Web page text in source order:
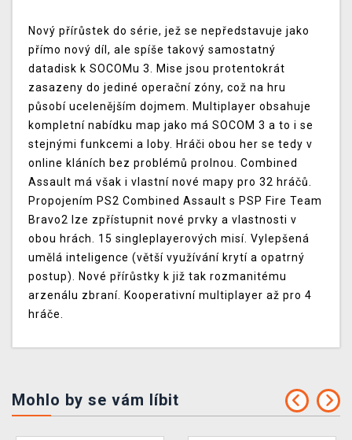
Nový přírůstek do série, jež se nepředstavuje jako
přímo nový díl, ale spíše takový samostatný
datadisk k SOCOMu 3. Mise jsou protentokrát
zasazeny do jediné operační zóny, což na hru
působí ucelenějším dojmem. Multiplayer obsahuje
kompletní nabídku map jako má SOCOM 3 a to i se
stejnými funkcemi a loby. Hráči obou her se tedy v
online kláních bez problémů prolnou. Combined
Assault má však i vlastní nové mapy pro 32 hráčů.
Propojením PS2 Combined Assault s PSP Fire Team
Bravo2 lze zpřístupnit nové prvky a vlastnosti v
obou hrách. 15 singleplayerových misí. Vylepšená
umělá inteligence (větší využívání krytí a opatrný
postup). Nové přírůstky k již tak rozmanitému
arzenálu zbraní. Kooperativní multiplayer až pro 4
hráče.
Mohlo by se vám líbit